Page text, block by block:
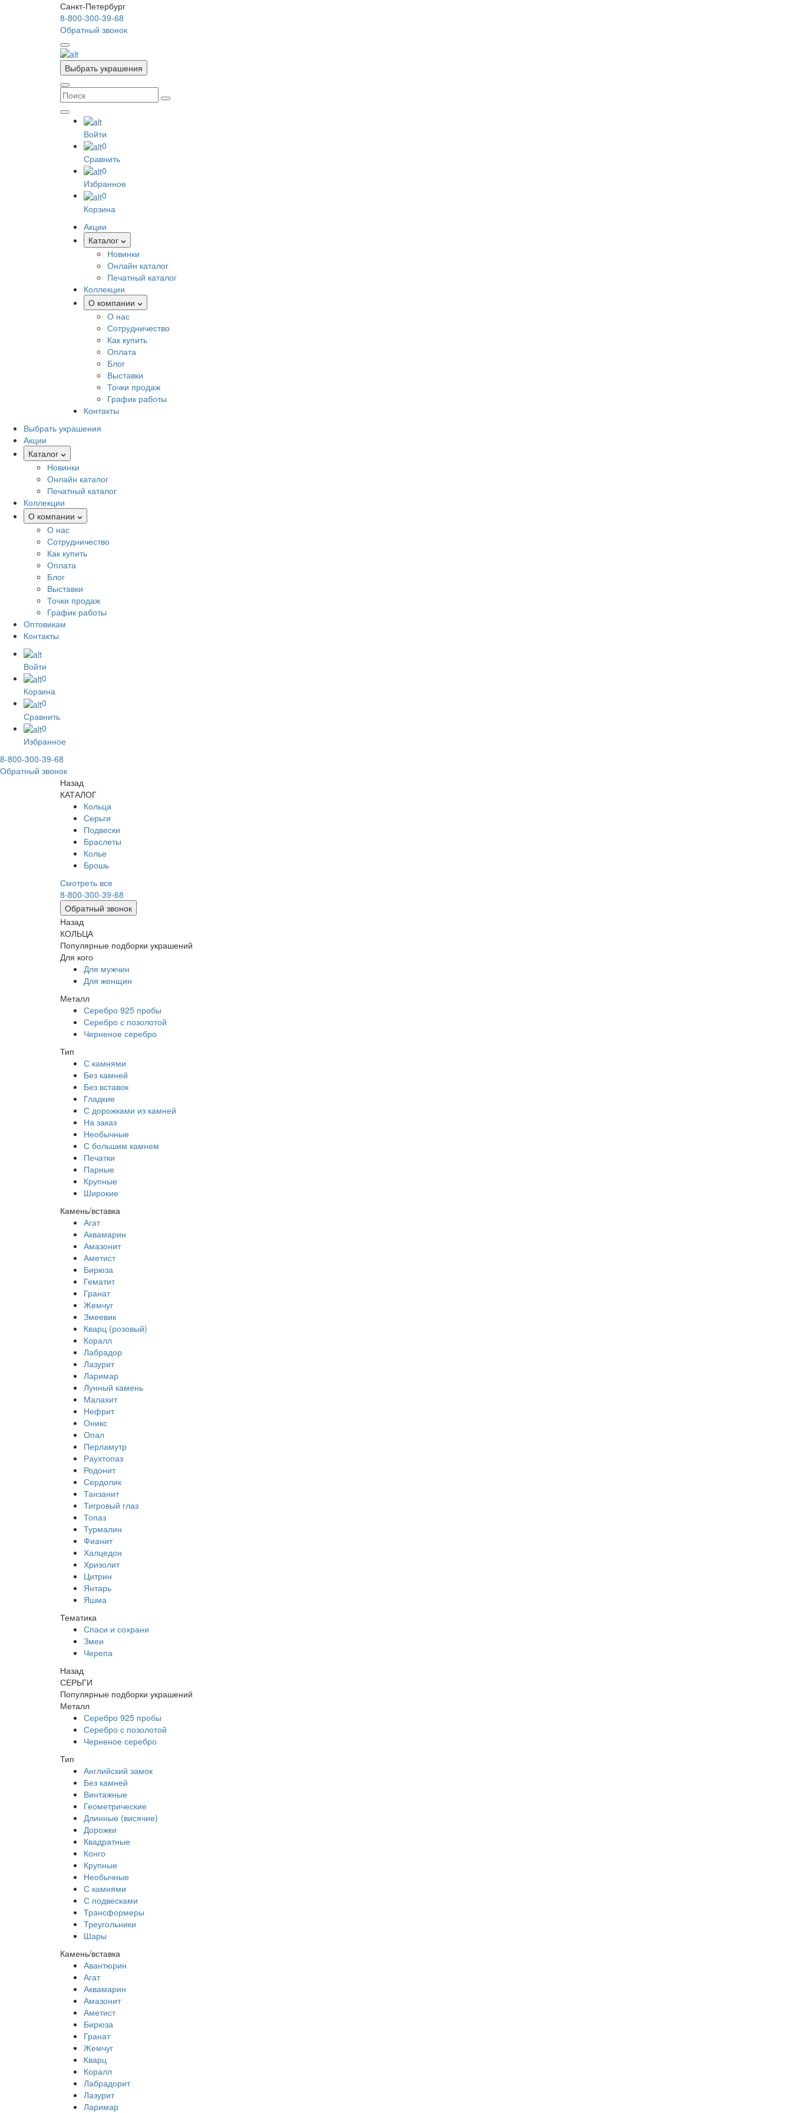
Санкт-Петербург
8-800-300-39-68
Обратный звонок
Выбрать украшения
Войти
0
Сравнить
0
Избранное
0
Корзина
Акции
Каталог
Новинки
Онлайн каталог
Печатный каталог
Коллекции
О компании
О нас
Сотрудничество
Как купить
Оплата
Блог
Выставки
Точки продаж
График работы
Контакты
Выбрать украшения
Акции
Каталог
Новинки
Онлайн каталог
Печатный каталог
Коллекции
О компании
О нас
Сотрудничество
Как купить
Оплата
Блог
Выставки
Точки продаж
График работы
Оптовикам
Контакты
Войти
0
Корзина
0
Сравнить
0
Избранное
8-800-300-39-68
Обратный звонок
Назад
КАТАЛОГ
Кольца
Серьги
Подвески
Браслеты
Колье
Брошь
Смотреть все
8-800-300-39-68
Обратный звонок
Назад
КОЛЬЦА
Популярные подборки украшений
Для кого
Для мужчин
Для женщин
Металл
Серебро 925 пробы
Серебро с позолотой
Черненое серебро
Тип
С камнями
Без камней
Без вставок
Гладкие
С дорожками из камней
На заказ
Необычные
С большим камнем
Печатки
Парные
Крупные
Широкие
Камень/вставка
Агат
Аквамарин
Амазонит
Аметист
Бирюза
Гематит
Гранат
Жемчуг
Змеевик
Кварц (розовый)
Коралл
Лабрадор
Лазурит
Ларимар
Лунный камень
Малахит
Нефрит
Оникс
Опал
Перламутр
Раухтопаз
Родонит
Сердолик
Танзанит
Тигровый глаз
Топаз
Турмалин
Фианит
Халцедон
Хризолит
Цитрин
Янтарь
Яшма
Тематика
Спаси и сохрани
Змеи
Черепа
Назад
СЕРЬГИ
Популярные подборки украшений
Металл
Серебро 925 пробы
Серебро с позолотой
Черненое серебро
Тип
Английский замок
Без камней
Винтажные
Геометрические
Длинные (висячие)
Дорожки
Квадратные
Конго
Крупные
Необычные
С камнями
С подвесками
Трансформеры
Треугольники
Шары
Камень/вставка
Авантюрин
Агат
Аквамарин
Амазонит
Аметист
Бирюза
Гранат
Жемчуг
Кварц
Коралл
Лабрадорит
Лазурит
Ларимар